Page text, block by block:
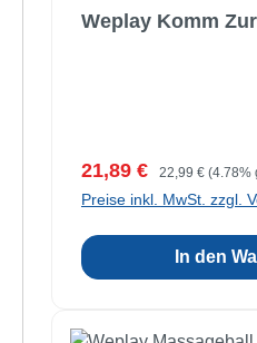
Weplay Komm
Verkaufspreis:
21,89 € Regulärer Preis:
22,99 € (4.78%
Preise inkl. MwSt. zzgl.
In den